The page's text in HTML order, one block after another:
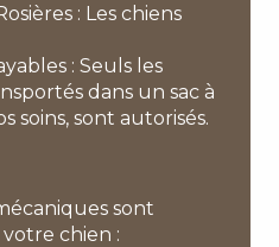
: Les chiens
: Seuls les
dans un sac à
soins, sont autorisés.
sont
votre chien :